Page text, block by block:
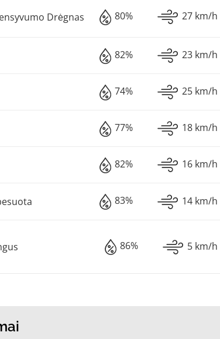
Drėgnas 80% 27 km/h
82% 23 km/h
74% 25 km/h
77% 18 km/h
82% 16 km/h
83% 14 km/h
86% 5 km/h